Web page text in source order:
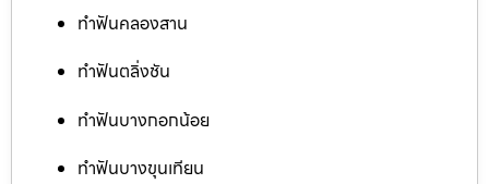
ทำฟันคลองสาน
ทำฟันตลิ่งชัน
ทำฟันบางกอกน้อย
ทำฟันบางขุนเทียน